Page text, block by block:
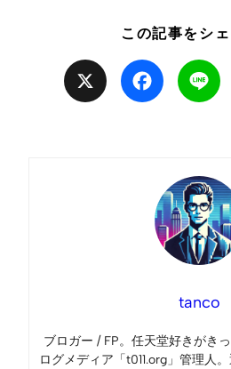
この記事をシ
Facebook
tanco
ブロガー / FP。任天堂好きがき
ログメディア「t011.org」管理人